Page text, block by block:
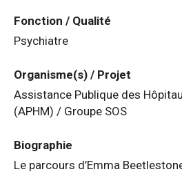
Fonction / Qualité
Psychiatre
Organisme(s) / Projet
Assistance Publique des
(APHM) / Groupe SOS
Biographie
Le parcours d’Emma